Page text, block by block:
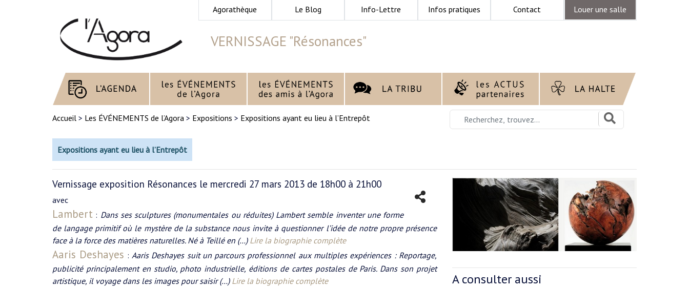
Agorathèque Le Blog Info-Lettre Infos pratiques Contact Louer une salle
VERNISSAGE "Résonances"
Accueil > Les ÉVÉNEMENTS de l’Agora > Expositions > Expositions ayant eu lieu à l’Entrepôt
Expositions ayant eu lieu à l’Entrepôt
Vernissage exposition Résonances le mercredi 27 mars 2013 de 18h00 à 21h00
avec
Lambert : Dans ses sculptures (monumentales ou réduites) Lambert semble inventer une forme
de langage primitif où le mystère de la substance nous invite à questionner l’idée de notre propre présence
face à la force des matières naturelles. Né à Teillé en (…) Lire la biographie complète
Aaris Deshayes : Aaris Deshayes suit un parcours professionnel aux multiples expériences : Reportage,
publicité principalement en studio, photo industrielle, éditions de cartes postales de Paris. Dans son projet
artistique, il voyage dans les images pour saisir (…) Lire la biographie complète A consulter aussi